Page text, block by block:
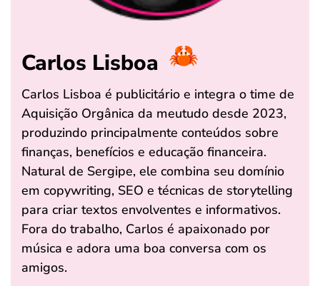
Carlos Lisboa
Carlos Lisboa é publicitário e integra o time de
Aquisição Orgânica da meutudo desde 2023,
produzindo principalmente conteúdos sobre
finanças, benefícios e educação financeira.
Natural de Sergipe, ele combina seu domínio
em copywriting, SEO e técnicas de storytelling
para criar textos envolventes e informativos.
Fora do trabalho, Carlos é apaixonado por
música e adora uma boa conversa com os
amigos.